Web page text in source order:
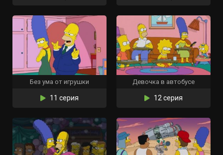
Без ума от игрушки
11 серия
Девочка в автобусе
12 серия